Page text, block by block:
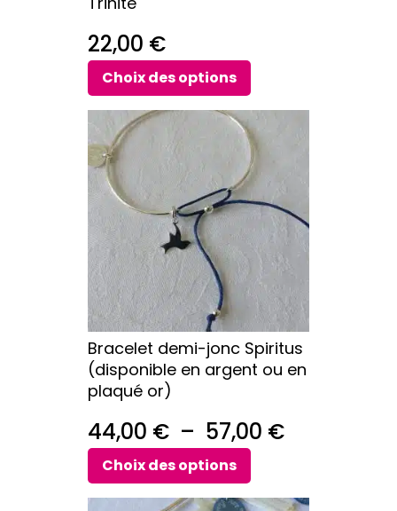
22,00 €
Choix des options
page
du
produit
Bracelet demi-jonc Spiritus
(disponible en argent ou en
plaqué or)
44,00 € – 57,00 €Plage
prix :
Choix des options
produit
a
plusieurs
variations.
Les
options
peuvent
être
choisies
sur
la
page
du
produit